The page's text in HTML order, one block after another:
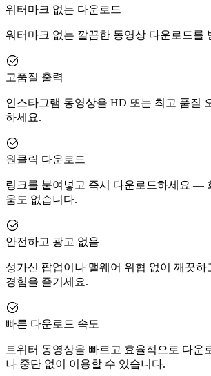
워터마크 없는 다운로드
워터마크 없는 깔끔한 동영상 다운로드를
고품질 출력
인스타그램 동영상을 HD 또는 최고 품질
하세요.
원클릭 다운로드
링크를 붙여넣고 즉시 다운로드하세요 —
움도 없습니다.
안전하고 광고 없음
성가신 팝업이나 맬웨어 위협 없이 깨끗하
경험을 즐기세요.
빠른 다운로드 속도
트위터 동영상을 빠르고 효율적으로 다운
나 중단 없이 이용할 수 있습니다.